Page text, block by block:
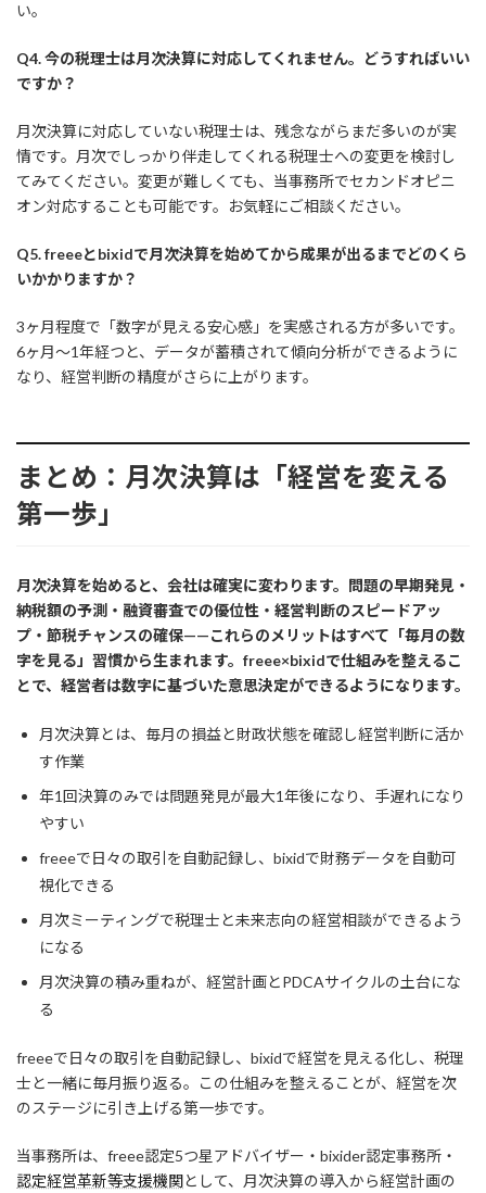
い。
Q4. 今の税理士は月次決算に対応してくれません。どうすればいい
ですか？
月次決算に対応していない税理士は、残念ながらまだ多いのが実
情です。月次でしっかり伴走してくれる税理士への変更を検討し
てみてください。変更が難しくても、当事務所でセカンドオピニ
オン対応することも可能です。お気軽にご相談ください。
Q5. freeeとbixidで月次決算を始めてから成果が出るまでどのくら
いかかりますか？
3ヶ月程度で「数字が見える安心感」を実感される方が多いです。
6ヶ月〜1年経つと、データが蓄積されて傾向分析ができるように
なり、経営判断の精度がさらに上がります。
まとめ：月次決算は「経営を変える
第一歩」
月次決算を始めると、会社は確実に変わります。問題の早期発見・
納税額の予測・融資審査での優位性・経営判断のスピードアッ
プ・節税チャンスの確保——これらのメリットはすべて「毎月の数
字を見る」習慣から生まれます。freee×bixidで仕組みを整えるこ
とで、経営者は数字に基づいた意思決定ができるようになります。
月次決算とは、毎月の損益と財政状態を確認し経営判断に活か
す作業
年1回決算のみでは問題発見が最大1年後になり、手遅れになり
やすい
freeeで日々の取引を自動記録し、bixidで財務データを自動可
視化できる
月次ミーティングで税理士と未来志向の経営相談ができるよう
になる
月次決算の積み重ねが、経営計画とPDCAサイクルの土台にな
る
freeeで日々の取引を自動記録し、bixidで経営を見える化し、税理
士と一緒に毎月振り返る。この仕組みを整えることが、経営を次
のステージに引き上げる第一歩です。
当事務所は、freee認定5つ星アドバイザー・bixider認定事務所・
認定経営革新等支援機関として、月次決算の導入から経営計画の